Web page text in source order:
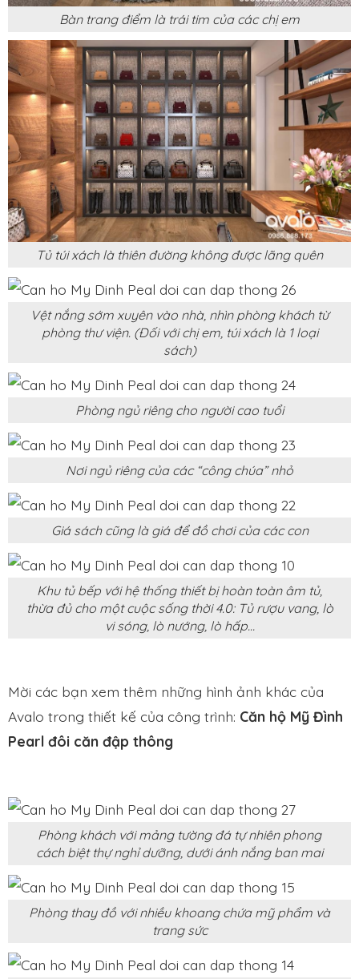
Bàn trang điểm là trái tim của các chị em
Tủ túi xách là thiên đường không được lãng quên
Vệt nắng sớm xuyên vào nhà, nhìn phòng khách từ
phòng thư viện. (Đối với chị em, túi xách là 1 loại
sách)
Phòng ngủ riêng cho người cao tuổi
Nơi ngủ riêng của các “công chúa” nhỏ
Giá sách cũng là giá để đồ chơi của các con
Khu tủ bếp với hệ thống thiết bị hoàn toàn âm tủ,
thừa đủ cho một cuộc sống thời 4.0: Tủ rượu vang, lò
vi sóng, lò nướng, lò hấp…
Mời các bạn xem thêm những hình ảnh khác của
Avalo trong thiết kế của công trình: Căn hộ Mỹ Đình
Pearl đôi căn đập thông
Phòng khách với mảng tường đá tự nhiên phong
cách biệt thự nghỉ dưỡng, dưới ánh nắng ban mai
Phòng thay đồ với nhiều khoang chứa mỹ phẩm và
trang sức